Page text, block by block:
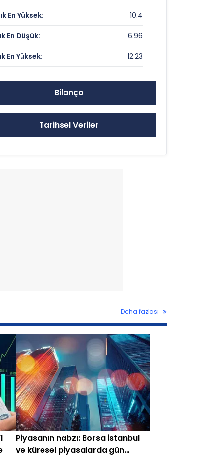
Veri Yok
0.72
8.17 TL
6.96 TL
En Yüksek: 10.4
En Düşük: 6.96
En Yüksek: 12.23
Bilanço
Tarihsel Veriler
Daha fazlası
Piyasanın nabzı: Borsa İstanbul
ve küresel piyasalarda gün